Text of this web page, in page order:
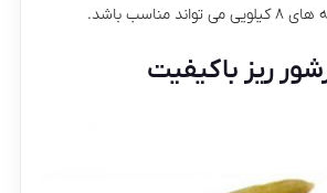
مناسب باشد.
ریز باکیفیت